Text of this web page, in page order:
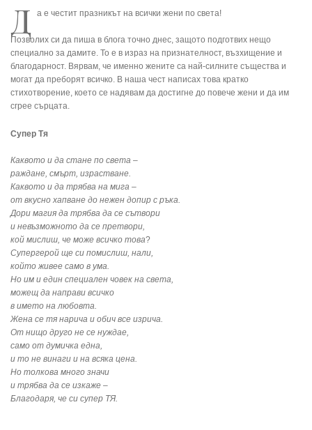
Д а е честит празникът на всички жени по света!
Позволих си да пиша в блога точно днес, защото подготвих нещо
специално за дамите. То е в израз на признателност, възхищение и
благодарност. Вярвам, че именно жените са най-силните същества и
могат да преборят всичко. В наша чест написах това кратко
стихотворение, което се надявам да достигне до повече жени и да им
сгрее сърцата.
Супер Тя
Каквото и да стане по света –
раждане, смърт, израстване.
Каквото и да трябва на мига –
от вкусно хапване до нежен допир с ръка.
Дори магия да трябва да се сътвори
и невъзможното да се претвори,
кой мислиш, че може всичко това?
Супергерой ще си помислиш, нали,
който живее само в ума.
Но им и един специален човек на света,
можещ да направи всичко
в името на любовта.
Жена се тя нарича и обич все изрича.
От нищо друго не се нуждае,
само от думичка една,
и то не винаги и на всяка цена.
Но толкова много значи
и трябва да се изкаже –
Благодаря, че си супер ТЯ.